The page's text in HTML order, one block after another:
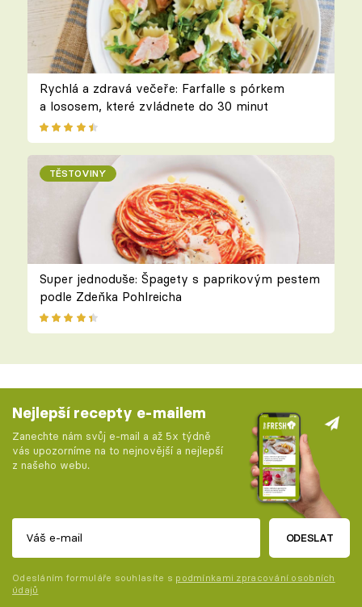
Rychlá a zdravá večeře: Farfalle s pórkem
a lososem, které zvládnete do 30 minut
TĚSTOVINY
Super jednoduše: Špagety s paprikovým pestem
podle Zdeňka Pohlreicha
Nejlepší recepty e-mailem
Zanechte nám svůj e-mail a až 5x týdně
vás upozorníme na to nejnovější a nejlepší
z našeho webu.
ODESLAT
Odesláním formuláře souhlasíte s podmínkami zpracování osobních
údajů